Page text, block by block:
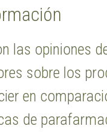
las opiniones
sobre los
en
de